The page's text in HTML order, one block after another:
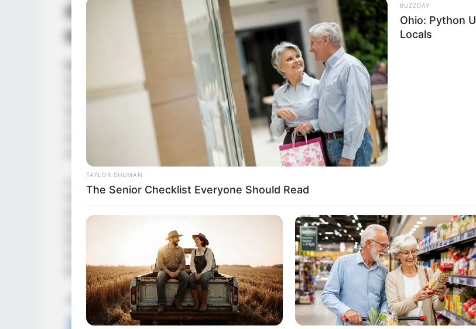
de un peligro oculto? Los expertos
el misterio
ÚLTIMA HORA | Tendencia, salud y misterio nocturno.Una de las incógnitas más
perturbadoras y comunes que afectan el descanso de millones de ciudadanos ha
encendido por completo los focos rojos en las plataformas digitales en las últimas
que muchos consideraban como un simple insomnio pasajero o una molesta rutina
nocturna ha terminado por convertirse en el tema más buscado y debatido de todo
internet, dejando a la opinión pública con el Jesús en la boca bajo el intrigante
“¿Sabías que despertarse a las 3 o 4 de la mañana es una clara señal
La impactante postal de este suceso comenzó a correr como pólvora en las redes
saturando los muros de Facebook, TikTok y los grupos de WhatsApp en cuestión de
quienes padecen este trastorno a plena obscuridad de la madrugada: rostros
desencajados por la fatiga crónica, ojos desorbitados por el estrés urbano y una
desesperación al ver el reloj marcar esa hora maldita mientras el resto del mundo
plácidamente en sus hogares residenciales.
TAYLOR SHUMAN
The Senior Checklist Everyone Should Read
BUZZDAY
Ohio: Python
Locals